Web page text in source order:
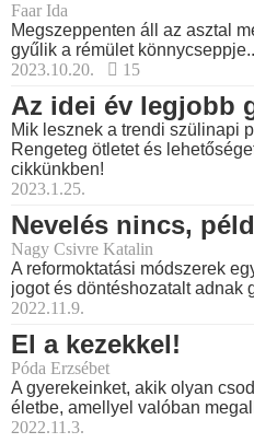
Faar Ida
Megszeppenten áll az asztal
gyűlik a rémület
2023.10.20.
15
Az idei év legjobb
Mik lesznek a trendi szülinapi
Rengeteg ötletet és
cikkünkben!
2023.1.25.
Nevelés nincs,
Nagy Csivre Katalin
A reformoktatási módszerek
jogot és döntéshozatalt adnak
2022.11.9.
El a kezekkel!
Póda Erzsébet
A gyerekeinket, akik olyan
életbe, amellyel valóban
2022.11.3.